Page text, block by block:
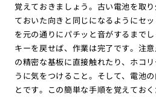
覚えておきましょう。古い電池を取
ておいた向きと同じになるようにセ
を元の通りにパチッと音がするまで
キーを戻せば、作業は完了です。注
の精密な基板に直接触れたり、ホコ
うに気をつけること。そして、電池
とです。この簡単な手順を覚えてお